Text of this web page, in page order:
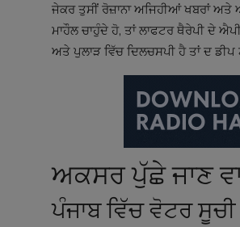
ਜੇਕਰ ਤੁਸੀਂ ਰੋਜ਼ਾਨਾ ਅਜਿਹੀਆਂ ਖਬਰਾਂ ਅਤੇ
ਮਾਹੌਲ ਚਾਹੁੰਦੇ ਹੋ, ਤਾਂਲਾਫਟਰ ਥੈਰੇਪੀ ਦੇ
ਅਤੇ ਪੁਲਾੜ ਵਿੱਚ ਦਿਲਚਸਪੀ ਹੈ ਤਾਂਦ ਡੀਪ
ਅਕਸਰ ਪੁੱਛੇ ਜਾਣ
ਪੰਜਾਬ ਵਿੱਚ ਵੋਟਰ